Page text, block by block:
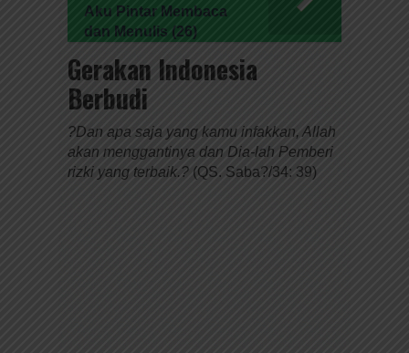
Aku Pintar Membaca
dan Menulis (26)
Gerakan Indonesia
Berbudi
?Dan apa saja yang kamu infakkan, Allah
akan menggantinya dan Dia-lah Pemberi
rizki yang terbaik.? (QS. Saba?/34: 39)